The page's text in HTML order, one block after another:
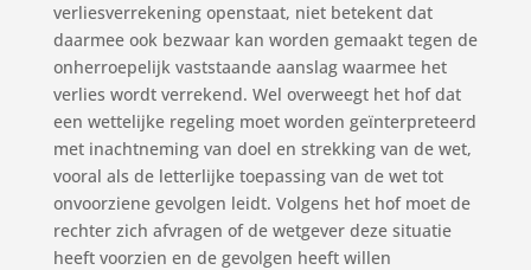
verliesverrekening openstaat, niet betekent dat
daarmee ook bezwaar kan worden gemaakt tegen de
onherroepelijk vaststaande aanslag waarmee het
verlies wordt verrekend. Wel overweegt het hof dat
een wettelijke regeling moet worden geïnterpreteerd
met inachtneming van doel en strekking van de wet,
vooral als de letterlijke toepassing van de wet tot
onvoorziene gevolgen leidt. Volgens het hof moet de
rechter zich afvragen of de wetgever deze situatie
heeft voorzien en de gevolgen heeft willen